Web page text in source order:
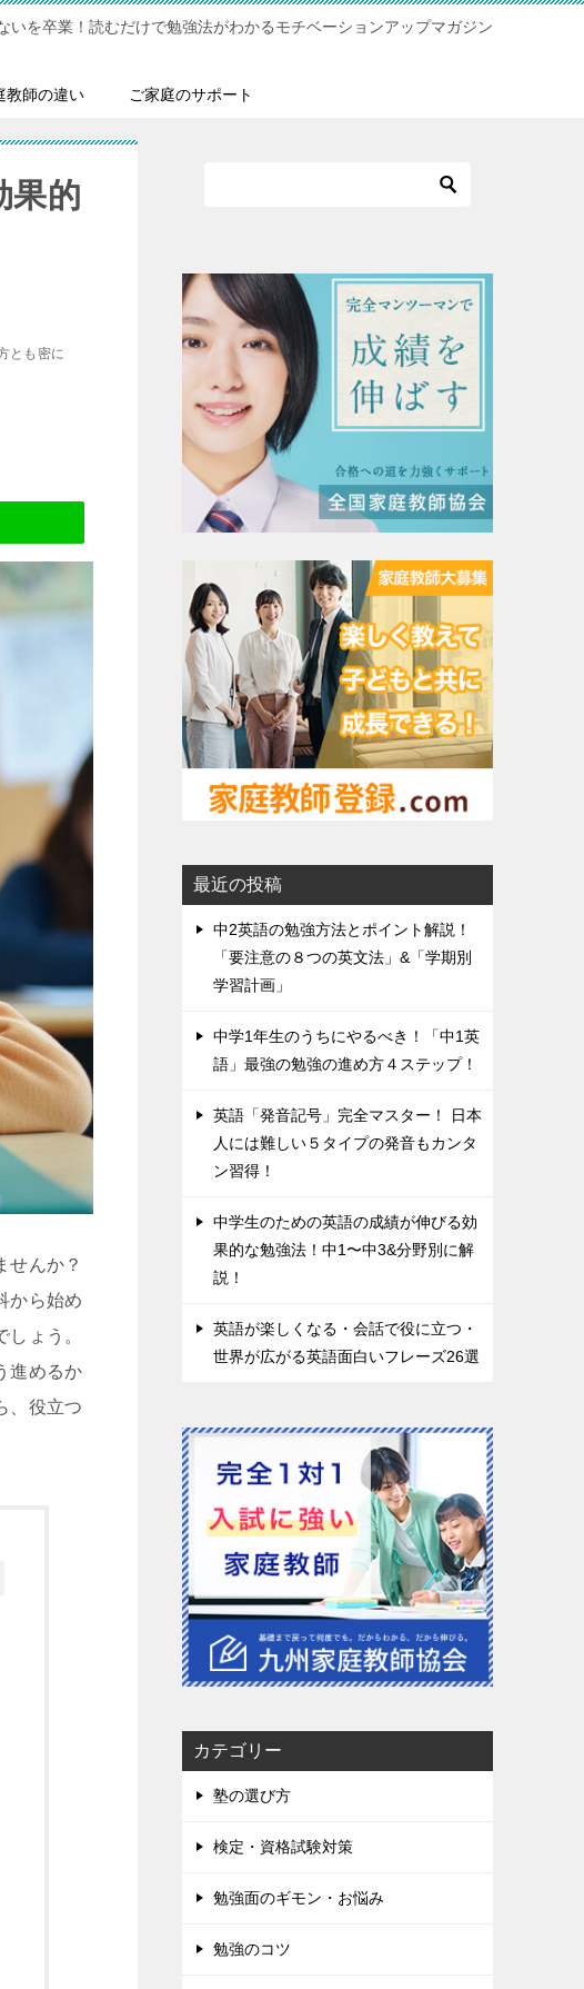
いを卒業！読むだけで勉強法がわかるモチベーションアップマガジン
教師の違い ご家庭のサポート
果的
とも密に
せんか？
から始め
ょう。
進めるか
、役立つ
最近の投稿
中2英語の勉強方法とポイント解説！
「要注意の８つの英文法」&「学期別
学習計画」
中学1年生のうちにやるべき！「中1英
語」最強の勉強の進め方４ステップ！
英語「発音記号」完全マスター！ 日本
人には難しい５タイプの発音もカンタ
ン習得！
中学生のための英語の成績が伸びる効
果的な勉強法！中1〜中3&分野別に解
説！
英語が楽しくなる・会話で役に立つ・
世界が広がる英語面白いフレーズ26選
カテゴリー
塾の選び方
検定・資格試験対策
勉強面のギモン・お悩み
勉強のコツ